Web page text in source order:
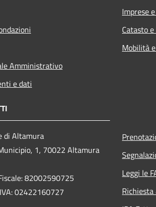
Amministrativo
e dati
Imprese
Catasto
Mobilità
di Altamura
1, 70022 Altamura
82002590725
02422160727
Leggi le